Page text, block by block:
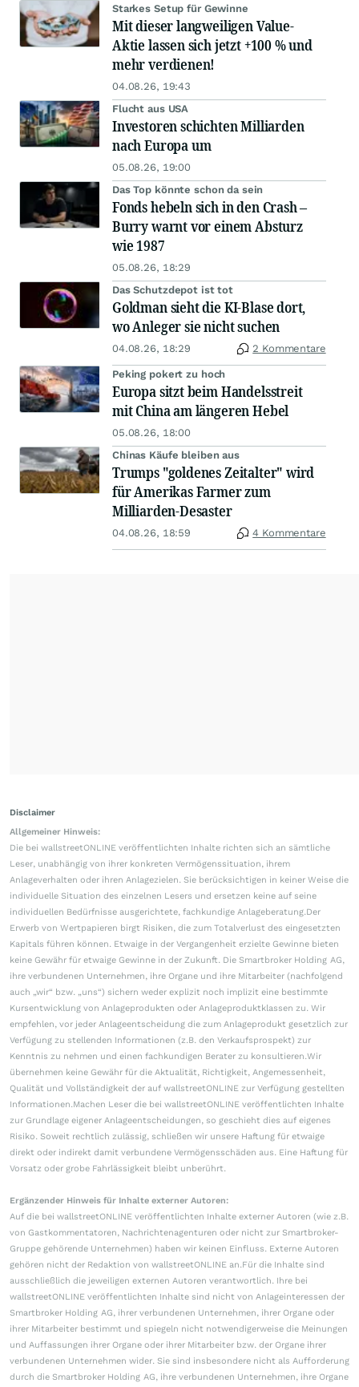
Starkes Setup für Gewinne
Mit dieser langweiligen Value-
Aktie lassen sich jetzt +100 % und
mehr verdienen!
04.08.26, 19:43
Flucht aus USA
Investoren schichten Milliarden
nach Europa um
05.08.26, 19:00
Das Top könnte schon da sein
Fonds hebeln sich in den Crash –
Burry warnt vor einem Absturz
wie 1987
05.08.26, 18:29
Das Schutzdepot ist tot
Goldman sieht die KI-Blase dort,
wo Anleger sie nicht suchen
04.08.26, 18:29 2 Kommentare
Peking pokert zu hoch
Europa sitzt beim Handelsstreit
mit China am längeren Hebel
05.08.26, 18:00
Chinas Käufe bleiben aus
Trumps "goldenes Zeitalter" wird
für Amerikas Farmer zum
Milliarden-Desaster
04.08.26, 18:59 4 Kommentare
Disclaimer
Allgemeiner Hinweis:
Die bei wallstreetONLINE veröffentlichten Inhalte richten sich an sämtliche
Leser, unabhängig von ihrer konkreten Vermögenssituation, ihrem
Anlageverhalten oder ihren Anlagezielen. Sie berücksichtigen in keiner Weise die
individuelle Situation des einzelnen Lesers und ersetzen keine auf seine
individuellen Bedürfnisse ausgerichtete, fachkundige Anlageberatung.Der
Erwerb von Wertpapieren birgt Risiken, die zum Totalverlust des eingesetzten
Kapitals führen können. Etwaige in der Vergangenheit erzielte Gewinne bieten
keine Gewähr für etwaige Gewinne in der Zukunft. Die Smartbroker Holding AG,
ihre verbundenen Unternehmen, ihre Organe und ihre Mitarbeiter (nachfolgend
auch „wir“ bzw. „uns“) sichern weder explizit noch implizit eine bestimmte
Kursentwicklung von Anlageprodukten oder Anlageproduktklassen zu. Wir
empfehlen, vor jeder Anlageentscheidung die zum Anlageprodukt gesetzlich zur
Verfügung zu stellenden Informationen (z.B. den Verkaufsprospekt) zur
Kenntnis zu nehmen und einen fachkundigen Berater zu konsultieren.Wir
übernehmen keine Gewähr für die Aktualität, Richtigkeit, Angemessenheit,
Qualität und Vollständigkeit der auf wallstreetONLINE zur Verfügung gestellten
Informationen.Machen Leser die bei wallstreetONLINE veröffentlichten Inhalte
zur Grundlage eigener Anlageentscheidungen, so geschieht dies auf eigenes
Risiko. Soweit rechtlich zulässig, schließen wir unsere Haftung für etwaige
direkt oder indirekt damit verbundene Vermögensschäden aus. Eine Haftung für
Vorsatz oder grobe Fahrlässigkeit bleibt unberührt.
Ergänzender Hinweis für Inhalte externer Autoren:
Auf die bei wallstreetONLINE veröffentlichten Inhalte externer Autoren (wie z.B.
von Gastkommentatoren, Nachrichtenagenturen oder nicht zur Smartbroker-
Gruppe gehörende Unternehmen) haben wir keinen Einfluss. Externe Autoren
gehören nicht der Redaktion von wallstreetONLINE an.Für die Inhalte sind
ausschließlich die jeweiligen externen Autoren verantwortlich. Ihre bei
wallstreetONLINE veröffentlichten Inhalte sind nicht von Anlageinteressen der
Smartbroker Holding AG, ihrer verbundenen Unternehmen, ihrer Organe oder
ihrer Mitarbeiter bestimmt und spiegeln nicht notwendigerweise die Meinungen
und Auffassungen ihrer Organe oder ihrer Mitarbeiter bzw. der Organe ihrer
verbundenen Unternehmen wider. Sie sind insbesondere nicht als Aufforderung
durch die Smartbroker Holding AG, ihre verbundenen Unternehmen, ihre Organe